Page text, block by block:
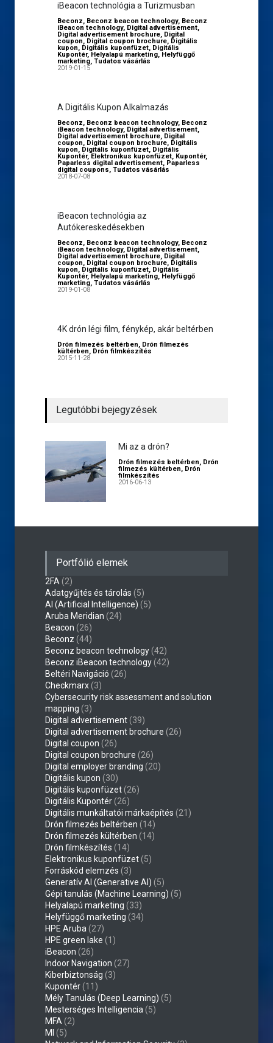
iBeacon technológia a Turizmusban
Beconz, Beconz beacon technology, Beconz
iBeacon technology, Digital advertisement,
Digital advertisement brochure, Digital
coupon, Digital coupon brochure, Digitális
kupon, Digitális kuponfüzet, Digitális
Kupontér, Helyalapú marketing, Helyfüggő
marketing, Tudatos vásárlás
2019-01-15
A Digitális Kupon Alkalmazás
Beconz, Beconz beacon technology, Beconz
iBeacon technology, Digital advertisement,
Digital advertisement brochure, Digital
coupon, Digital coupon brochure, Digitális
kupon, Digitális kuponfüzet, Digitális
Kupontér, Elektronikus kuponfüzet, Kupontér,
Paparless digital advertisement, Paparless
digital coupons, Tudatos vásárlás
2018-07-08
iBeacon technológia az
Autókereskedésekben
Beconz, Beconz beacon technology, Beconz
iBeacon technology, Digital advertisement,
Digital advertisement brochure, Digital
coupon, Digital coupon brochure, Digitális
kupon, Digitális kuponfüzet, Digitális
Kupontér, Helyalapú marketing, Helyfüggő
marketing, Tudatos vásárlás
2019-01-08
4K drón légi film, fénykép, akár beltérben
Drón filmezés beltérben, Drón filmezés
kültérben, Drón filmkészítés
2015-11-28
Legutóbbi bejegyzések
Mi az a drón?
Drón filmezés beltérben, Drón
filmezés kültérben, Drón
filmkészítés
2016-06-13
Portfólió elemek
2FA (2)
Adatgyűjtés és tárolás (5)
AI (Artificial Intelligence) (5)
Aruba Meridian (24)
Beacon (26)
Beconz (44)
Beconz beacon technology(42)
Beconz iBeacon technology(42)
Beltéri Navigáció (26)
Checkmarx(3)
Cybersecurity risk assessment and solution
mapping (3)
Digital advertisement(39)
Digital advertisement brochure (26)
Digital coupon (26)
Digital coupon brochure (26)
Digital employer branding (20)
Digitális kupon (30)
Digitális kuponfüzet(26)
Digitális Kupontér(26)
Digitális munkáltatói márkaépítés (21)
Drón filmezés beltérben (14)
Drón filmezés kültérben (14)
Drón filmkészítés (14)
Elektronikus kuponfüzet(5)
Forráskód elemzés (3)
Generatív AI (Generative AI) (5)
Gépi tanulás (Machine Learning) (5)
Helyalapú marketing (33)
Helyfüggő marketing (34)
HPE Aruba (27)
HPE green lake (1)
iBeacon (26)
Indoor Navigation (27)
Kiberbiztonság (3)
Kupontér(11)
Mély Tanulás (Deep Learning) (5)
Mesterséges Intelligencia (5)
MFA (2)
MI (5)